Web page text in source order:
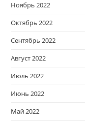
Ноябрь 2022
Октябрь 2022
Сентябрь 2022
Август 2022
Июль 2022
Июнь 2022
Май 2022